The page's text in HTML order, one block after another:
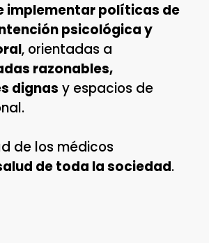
implementar políticas de
psicológica y
, orientadas a
razonables,
dignas y espacios de
de los médicos
de toda la sociedad.